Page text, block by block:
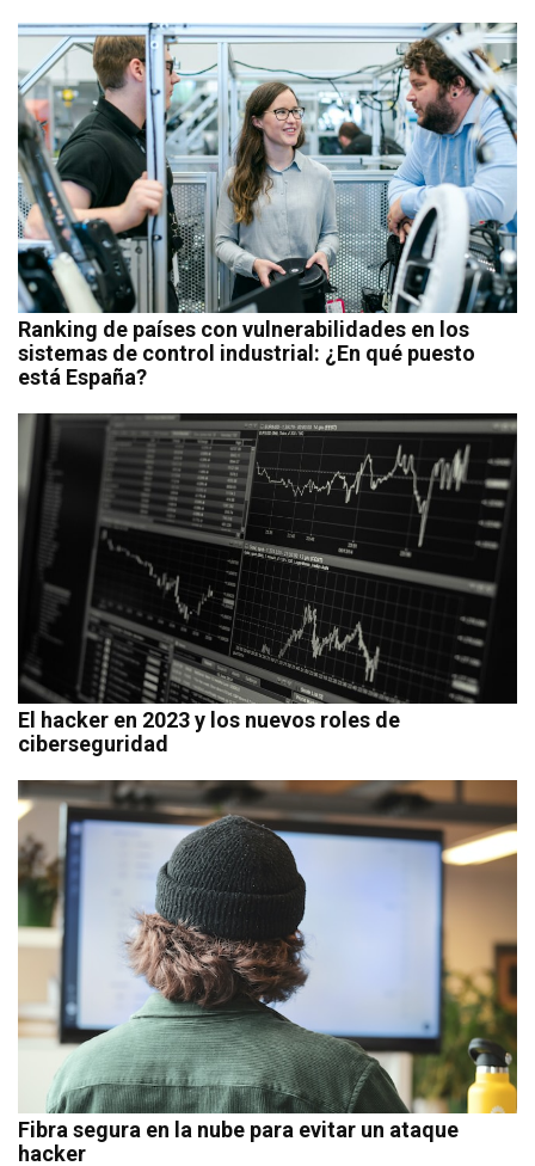
Ranking de países con vulnerabilidades en los
sistemas de control industrial: ¿En qué puesto
está España?
El hacker en 2023 y los nuevos roles de
ciberseguridad
Fibra segura en la nube para evitar un ataque
hacker